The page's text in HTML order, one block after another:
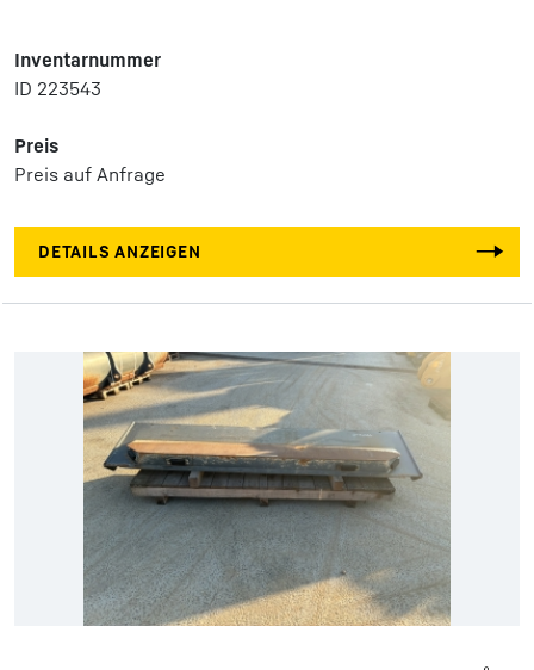
Inventarnummer
ID 223543
Preis
Preis auf Anfrage
DETAILS ANZEIGEN